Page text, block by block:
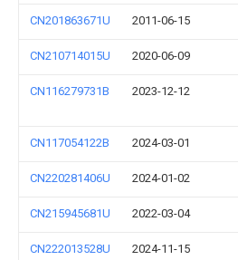
CN201863671U 2011-06-15
CN210714015U 2020-06-09
CN116279731B 2023-12-12
CN117054122B 2024-03-01
CN220281406U 2024-01-02
CN215945681U 2022-03-04
CN222013528U 2024-11-15